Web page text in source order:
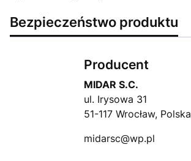
Bezpieczeństwo produktu
Producent
MIDAR S.C.
ul. Irysowa 31
51-117 Wrocław, Polska
midarsc@wp.pl